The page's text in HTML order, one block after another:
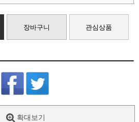
장바구니 관심상품
확대보기